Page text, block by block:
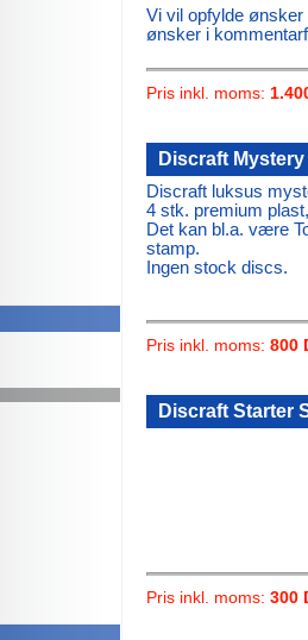
Vi vil opfylde
ønsker i
Pris inkl. moms:
Discraft
Discraft luksus
4 stk. premium
Det kan bl.a. være
stamp.
Ingen stock discs.
Pris inkl. moms: 800
Discraft Starter
Pris inkl. moms: 300